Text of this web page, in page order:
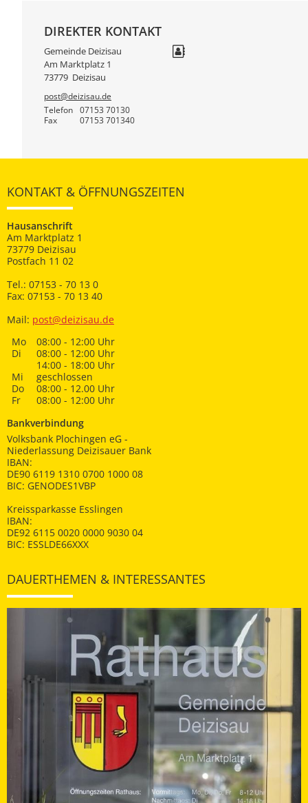
DIREKTER KONTAKT
Gemeinde Deizisau
Am Marktplatz 1
73779 Deizisau
post@deizisau.de
Telefon
07153 70130
Fax 07153 701340
KONTAKT & ÖFFNUNGSZEITEN
Hausanschrift
Am Marktplatz 1
73779 Deizisau
Postfach 11 02
Tel.: 07153 - 70 13 0
Fax: 07153 - 70 13 40
Mail: post@deizisau.de
Mo
08:00 - 12:00 Uhr
Di
08:00 - 12:00 Uhr
14:00 - 18:00 Uhr
Mi
geschlossen
Do
08:00 - 12.00 Uhr
Fr
08:00 - 12:00 Uhr
Bankverbindung
Volksbank Plochingen eG -
Niederlassung Deizisauer Bank
IBAN:
DE90 6119 1310 0700 1000 08
BIC: GENODES1VBP
Kreissparkasse Esslingen
IBAN:
DE92 6115 0020 0000 9030 04
BIC: ESSLDE66XXX
DAUERTHEMEN & INTERESSANTES